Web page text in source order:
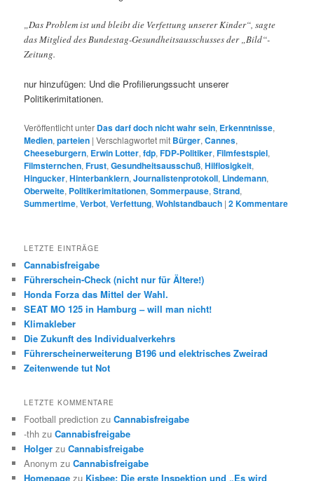
„Das Problem ist und bleibt die Verfettung unserer Kinder“, sagte
das Mitglied des Bundestag-Gesundheitsausschusses der „Bild“-
Zeitung.
nur hinzufügen: Und die Profilierungssucht unserer
Politikerimitationen.
Veröffentlicht unter Das darf doch nicht wahr sein, Erkenntnisse,
Medien,parteien |Verschlagwortet mit Bürger,Cannes,
Cheeseburgern, Erwin Lotter,fdp,FDP-Politiker,Filmfestspiel,
Filmsternchen,Frust,Gesundheitsausschuß,Hilflosigkeit,
Hingucker,Hinterbanklern,Journalistenprotokoll, Lindemann,
Oberweite, Politikerimitationen,Sommerpause,Strand,
Summertime,Verbot,Verfettung,Wohlstandbauch |2Kommentare
LETZTE EINTRÄGE
Cannabisfreigabe
Führerschein-Check (nicht nur für Ältere!)
Honda Forza das Mittel der Wahl.
SEAT MO 125 in Hamburg – will man nicht!
Klimakleber
Die Zukunft des Individualverkehrs
Führerscheinerweiterung B196 und elektrisches Zweirad
Zeitenwende tut Not
LETZTE KOMMENTARE
Football prediction zuCannabisfreigabe
-thh zuCannabisfreigabe
Holger zuCannabisfreigabe
Anonym zuCannabisfreigabe
Homepage zu Kisbee: Die erste Inspektion und „Es wird